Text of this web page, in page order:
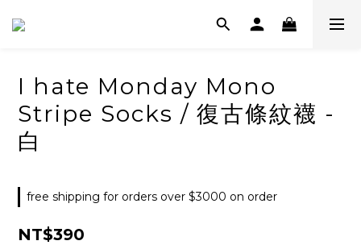
I hate Monday Mono
Stripe Socks / 復古條紋襪 -
白
free shipping for orders over $3000 on order
NT$390